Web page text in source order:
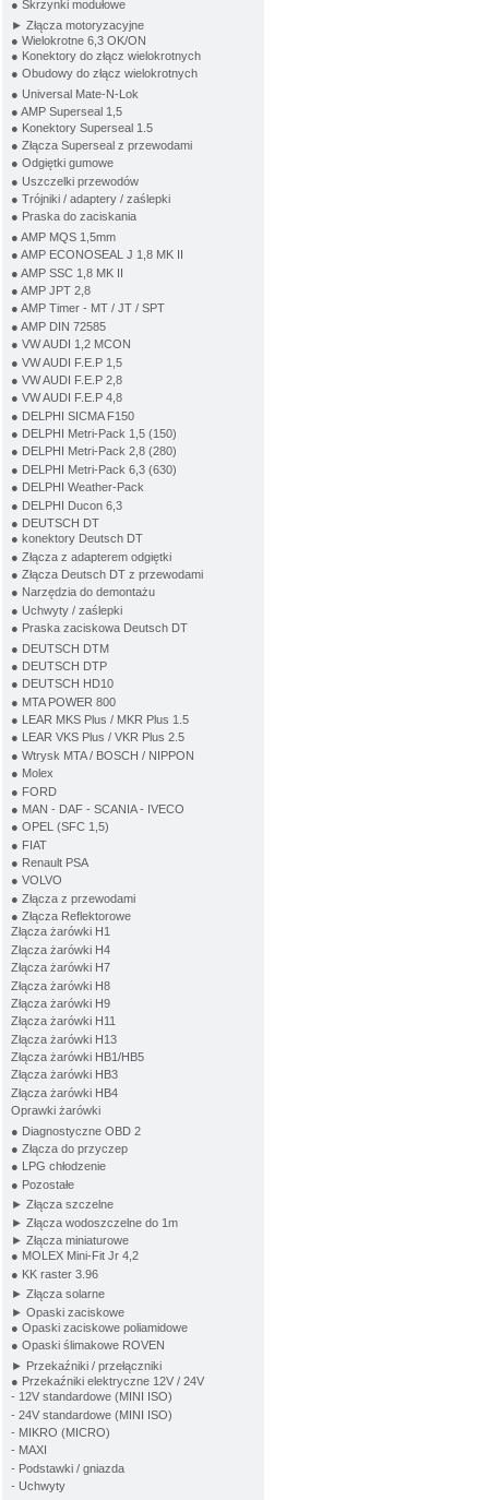
● Skrzynki modułowe
► Złącza motoryzacyjne
● Wielokrotne 6,3 OK/ON
● Konektory do złącz wielokrotnych
● Obudowy do złącz wielokrotnych
● Universal Mate-N-Lok
● AMP Superseal 1,5
● Konektory Superseal 1.5
● Złącza Superseal z przewodami
● Odgiętki gumowe
● Uszczelki przewodów
● Trójniki / adaptery / zaślepki
● Praska do zaciskania
● AMP MQS 1,5mm
● AMP ECONOSEAL J 1,8 MK II
● AMP SSC 1,8 MK II
● AMP JPT 2,8
● AMP Timer - MT / JT / SPT
● AMP DIN 72585
● VW AUDI 1,2 MCON
● VW AUDI F.E.P 1,5
● VW AUDI F.E.P 2,8
● VW AUDI F.E.P 4,8
● DELPHI SICMA F150
● DELPHI Metri-Pack 1,5 (150)
● DELPHI Metri-Pack 2,8 (280)
● DELPHI Metri-Pack 6,3 (630)
● DELPHI Weather-Pack
● DELPHI Ducon 6,3
● DEUTSCH DT
● konektory Deutsch DT
● Złącza z adapterem odgiętki
● Złącza Deutsch DT z przewodami
● Narzędzia do demontażu
● Uchwyty / zaślepki
● Praska zaciskowa Deutsch DT
● DEUTSCH DTM
● DEUTSCH DTP
● DEUTSCH HD10
● MTA POWER 800
● LEAR MKS Plus / MKR Plus 1.5
● LEAR VKS Plus / VKR Plus 2.5
● Wtrysk MTA / BOSCH / NIPPON
● Molex
● FORD
● MAN - DAF - SCANIA - IVECO
● OPEL (SFC 1,5)
● FIAT
● Renault PSA
● VOLVO
● Złącza z przewodami
● Złącza Reflektorowe
Złącza żarówki H1
Złącza żarówki H4
Złącza żarówki H7
Złącza żarówki H8
Złącza żarówki H9
Złącza żarówki H11
Złącza żarówki H13
Złącza żarówki HB1/HB5
Złącza żarówki HB3
Złącza żarówki HB4
Oprawki żarówki
● Diagnostyczne OBD 2
● Złącza do przyczep
● LPG chłodzenie
● Pozostałe
► Złącza szczelne
► Złącza wodoszczelne do 1m
► Złącza miniaturowe
● MOLEX Mini-Fit Jr 4,2
● KK raster 3.96
► Złącza solarne
► Opaski zaciskowe
● Opaski zaciskowe poliamidowe
● Opaski ślimakowe ROVEN
► Przekaźniki / przełączniki
● Przekaźniki elektryczne 12V / 24V
- 12V standardowe (MINI ISO)
- 24V standardowe (MINI ISO)
- MIKRO (MICRO)
- MAXI
- Podstawki / gniazda
- Uchwyty